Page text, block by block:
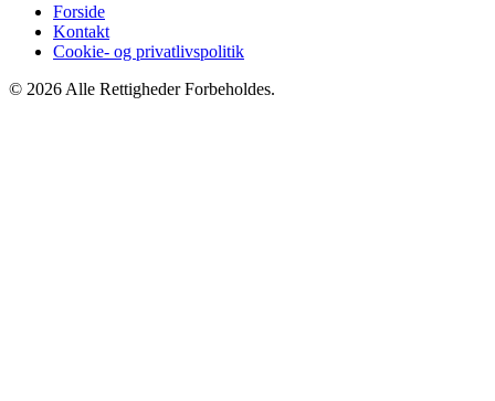
Forside
Kontakt
Cookie- og privatlivspolitik
© 2026 Alle Rettigheder Forbeholdes.